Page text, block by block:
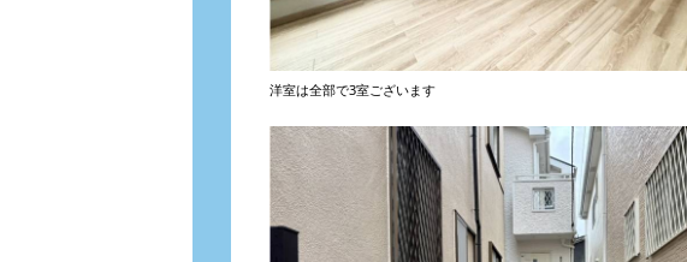
洋室は全部で3室ございます